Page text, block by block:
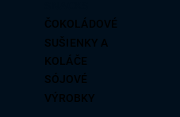
ČOKOLÁDOVÉ
SUŠIENKY A
KOLÁČE
SÓJOVÉ
VÝROBKY